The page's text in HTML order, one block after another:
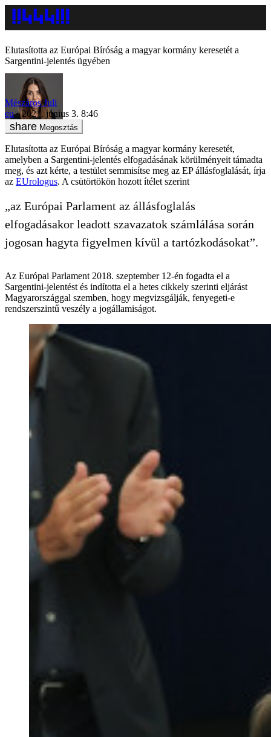
Elutasította az Európai Bíróság a magyar kormány keresetét a
Sargentini-jelentés ügyében
Mészáros Juli
eu
2021. június 3. 8:46
Megosztás
Elutasította az Európai Bíróság a magyar kormány keresetét,
amelyben a Sargentini-jelentés elfogadásának körülményeit támadta
meg, és azt kérte, a testület semmisítse meg az EP állásfoglalását, írja
az EUrologus. A csütörtökön hozott ítélet szerint
„az Európai Parlament az állásfoglalás
elfogadásakor leadott szavazatok számlálása során
jogosan hagyta figyelmen kívül a tartózkodásokat”.
Az Európai Parlament 2018. szeptember 12-én fogadta el a
Sargentini-jelentést és indította el a hetes cikkely szerinti eljárást
Magyarországgal szemben, hogy megvizsgálják, fenyegeti-e
rendszerszintű veszély a jogállamiságot.